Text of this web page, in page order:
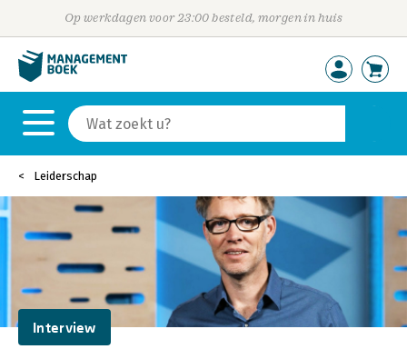
Op werkdagen voor 23:00 besteld, morgen in huis
Leiderschap
Interview